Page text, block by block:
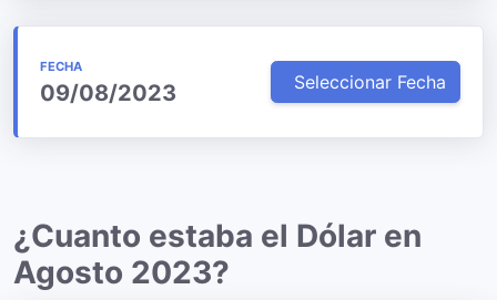
FECHA
09/08/2023 Seleccionar Fecha
¿Cuanto estaba el Dólar en
Agosto 2023?